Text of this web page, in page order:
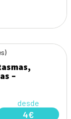
–
desde
4€